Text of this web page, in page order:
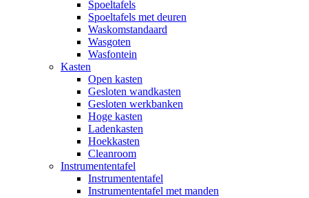
Spoeltafels
Spoeltafels met deuren
Waskomstandaard
Wasgoten
Wasfontein
Kasten
Open kasten
Gesloten wandkasten
Gesloten werkbanken
Hoge kasten
Ladenkasten
Hoekkasten
Cleanroom
Instrumententafel
Instrumententafel
Instrumententafel met manden